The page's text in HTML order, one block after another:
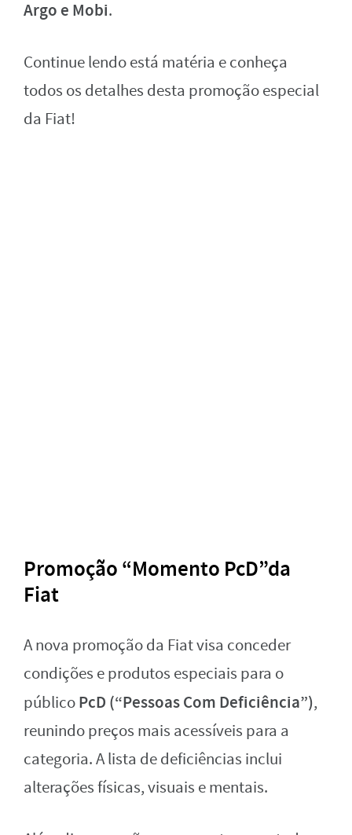
Argo e Mobi.
Continue lendo está matéria e conheça
todos os detalhes desta promoção especial
da Fiat!
Promoção “Momento PcD”da
Fiat
A nova promoção da Fiat visa conceder
condições e produtos especiais para o
públicoPcD (“Pessoas Com Deficiência”),
reunindo preços mais acessíveis para a
categoria. A lista de deficiências inclui
alterações físicas, visuais e mentais.